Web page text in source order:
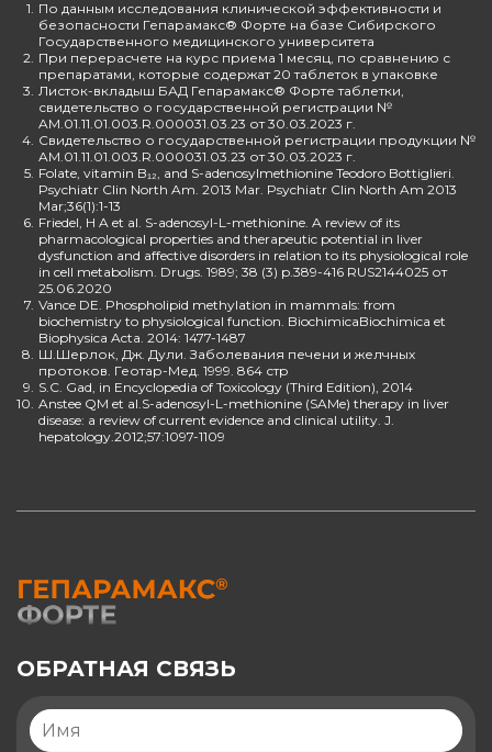
1. По данным исследования клинической эффективности и
безопасности Гепарамакс® Форте на базе Сибирского
Государственного медицинского университета
2. При перерасчете на курс приема 1 месяц, по сравнению с
препаратами, которые содержат 20 таблеток в упаковке
3. Листок-вкладыш БАД Гепарамакс® Форте таблетки,
свидетельство о государственной регистрации №
AM.01.11.01.003.R.000031.03.23 от 30.03.2023 г.
4. Свидетельство о государственной регистрации продукции №
AM.01.11.01.003.R.000031.03.23 от 30.03.2023 г.
5. Folate, vitamin B₁₂, and S-adenosylmethionine Teodoro Bottiglieri.
Psychiatr Clin North Am. 2013 Mar. Psychiatr Clin North Am 2013
Mar;36(1):1-13
6. Friedel, H A et al. S-adenosyl-L-methionine. A review of its
pharmacological properties and therapeutic potential in liver
dysfunction and affective disorders in relation to its physiological role
in cell metabolism. Drugs. 1989; 38 (3) p.389-416 RUS2144025 от
25.06.2020
7. Vance DE. Phospholipid methylation in mammals: from
biochemistry to physiological function. BiochimicaBiochimica et
Biophysica Acta. 2014: 1477-1487
8. Ш.Шерлок, Дж. Дули. Заболевания печени и желчных
протоков. Геотар-Мед. 1999. 864 стр
9. S.C. Gad, in Encyclopedia of Toxicology (Third Edition), 2014
10. Anstee QM et al.S-adenosyl-L-methionine (SAMe) therapy in liver
disease: a review of current evidence and clinical utility. J.
hepatology.2012;57:1097-1109
ОБРАТНАЯ СВЯЗЬ